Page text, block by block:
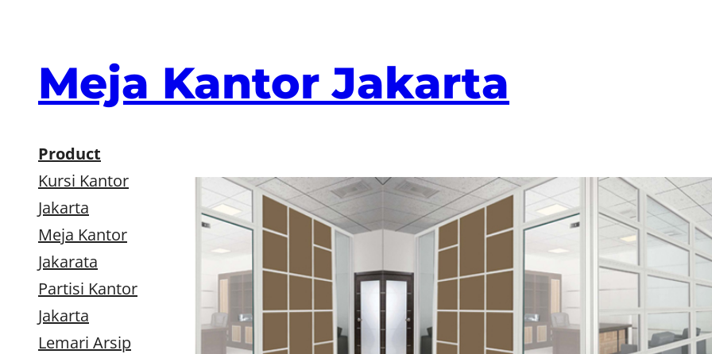
Meja Kantor Jakarta
Product
Kursi Kantor
Jakarta
Meja Kantor
Jakarata
Partisi Kantor
Jakarta
Lemari Arsip